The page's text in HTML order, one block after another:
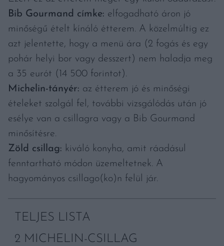
Bib Gourmand címke: elfogadható áron jó
minőségű ételt kínáló étterem. A közelmúltig ez
azt jelentette, hogy a menü ára (2 fogás és egy
pohár helyi bor vagy desszert) nem haladja meg
a 35 eurót (14 500 forintot).
Michelin-tányér: az étterem jó és minőségi
ételeket szolgál fel, további vizsgálódás után jó
esélye van a csillagra vagy a Bib Gourmand
minősítésre.
Zöld csillag: kiváló konyha, amit ráadásul
fenntartható módon üzemeltetnek. A
hagyományos csillago(ko)n felül jár.
TELJES LISTA
2 MICHELIN-CSILLAG